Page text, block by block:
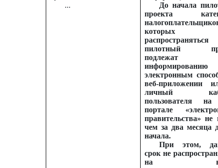
...
До начала
проекта
которых
распространяться
пилотный
подлежат
информированию
электронным
веб-приложении
личный
пользователя
портале
правительства» не
чем за два месяца
начала.
При этом,
срок не
на